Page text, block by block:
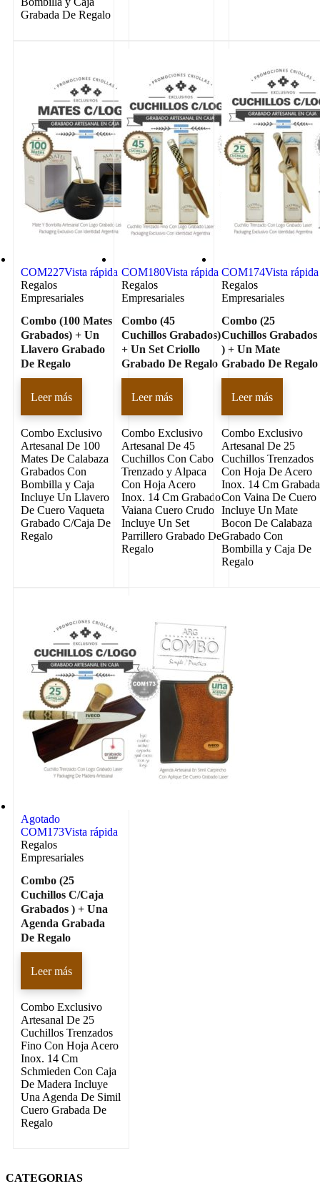
Grabada De Regalo
COM227Vista rápida
Regalos
Empresariales
Combo (100 Mates
Grabados) + Un
Llavero Grabado
De Regalo
Leer más
Combo Exclusivo
Artesanal De 100
Mates De Calabaza
Grabados Con
Bombilla y Caja
Incluye Un Llavero
De Cuero Vaqueta
Grabado C/Caja De
Regalo
COM180Vista rápida
Regalos
Empresariales
Combo (45
Cuchillos Grabados)
+ Un Set Criollo
Grabado De Regalo
Leer más
Combo Exclusivo
Artesanal De 45
Cuchillos Con Cabo
Trenzado y Alpaca
Con Hoja Acero
Inox. 14 Cm Grabado
Vaiana Cuero Crudo
Incluye Un Set
Parrillero Grabado De
Regalo
COM174Vista rápida
Regalos
Empresariales
Combo (25
Cuchillos Grabados
) + Un Mate
Grabado De Regalo
Leer más
Combo Exclusivo
Artesanal De 25
Cuchillos Trenzados
Con Hoja De Acero
Inox. 14 Cm Grabada
Con Vaina De Cuero
Incluye Un Mate
Bocon De Calabaza
Grabado Con
Bombilla y Caja De
Regalo
Agotado
COM173Vista rápida
Regalos
Empresariales
Combo (25
Cuchillos C/Caja
Grabados ) + Una
Agenda Grabada
De Regalo
Leer más
Combo Exclusivo
Artesanal De 25
Cuchillos Trenzados
Fino Con Hoja Acero
Inox. 14 Cm
Schmieden Con Caja
De Madera Incluye
Una Agenda De Simil
Cuero Grabada De
Regalo
CATEGORIAS